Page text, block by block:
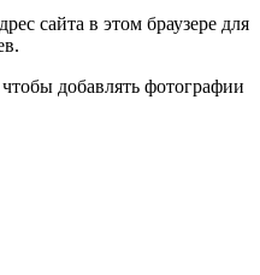
сайта в этом браузере для
добавлять фотографии